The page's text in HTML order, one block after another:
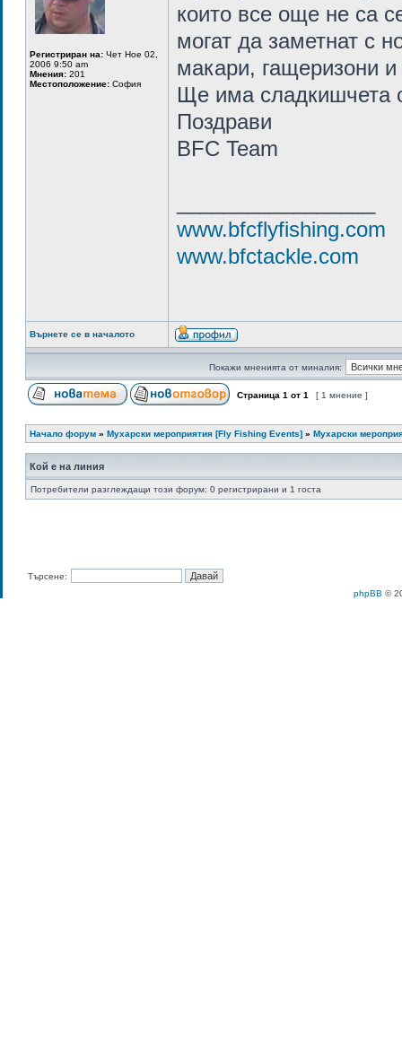
Регистриран на:Чет Ное 02,
2006 9:50 am
Мнения:201
Местоположение:София
които все още не са
могат да заметнат с
макари, гащеризони
Ще има сладкишчета
Поздрави
BFC Team
www.bfcflyfishing.com
www.bfctackle.com
Върнете се в началото
Покажи мненията от миналия:
Страница 1 от 1 [ 1 мнение ]
Начало форум» Мухарски мероприятия [Fly Fishing Events]» Мухарски
Кой е на линия
Потребители разглеждащи този форум: 0 регистрирани и 1 госта
Търсене:
phpBB ©